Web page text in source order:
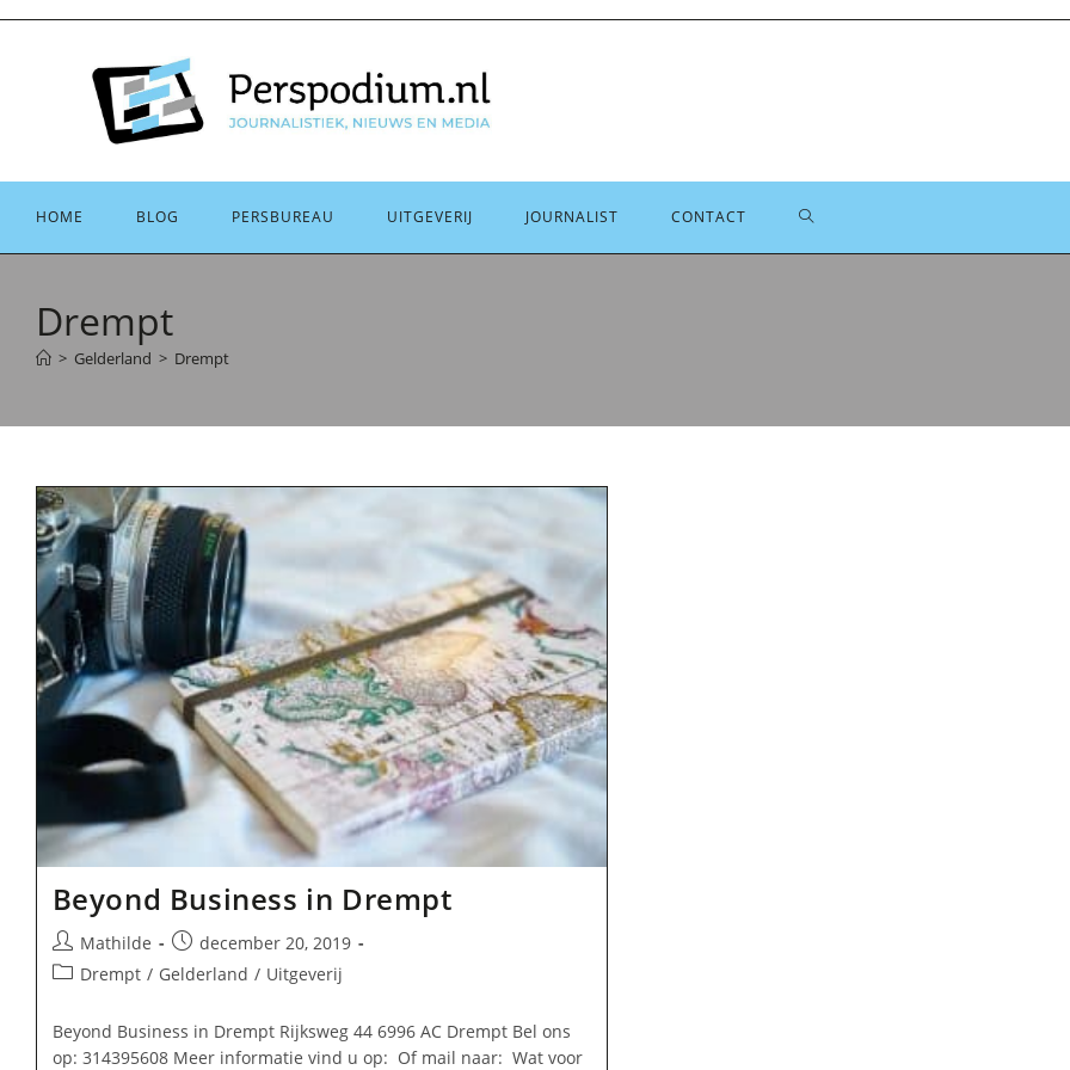
Ga
HOME BLOG PERSBUREAU UITGEVERIJ JOURNALIST CONTACT TOGGLE
Drempt
> Gelderland > Drempt
Beyond Business in Drempt
Bericht
auteur:
Mathilde
Bericht
gepubliceerd
december 20, 2019
Berichtcategorie:
Drempt / Gelderland / Uitgeverij
Beyond Business in Drempt Rijksweg 44 6996 AC Drempt Bel ons
op: 314395608 Meer informatie vind u op: Of mail naar: Wat voor